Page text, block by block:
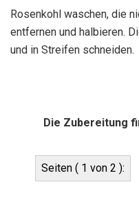
Rosenkohl waschen, die
entfernen und halbieren.
und in Streifen schneiden.
Die Zubereitung
Seiten ( 1 von 2 ):